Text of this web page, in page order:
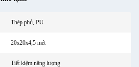
Thép phủ, PU
20x20x4,5 mét
Tiết kiệm năng lượng